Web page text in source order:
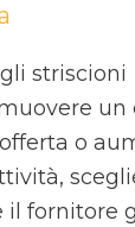
striscioni
un
o
fornitore